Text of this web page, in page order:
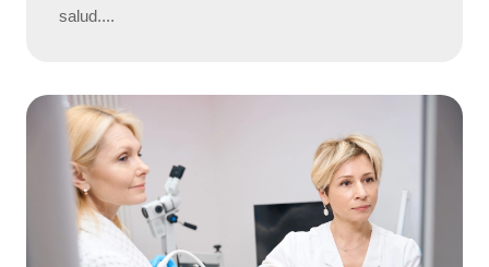
salud....